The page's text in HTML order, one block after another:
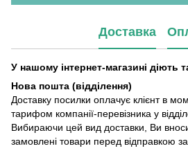
Доставка
У нашому інтернет-магазині діють
Нова пошта (відділення)
Доставку посилки оплачує клієнт в
тарифом компанії-перевізника у
Вибираючи цей вид доставки, Ви
замовлені товари перед відправкою